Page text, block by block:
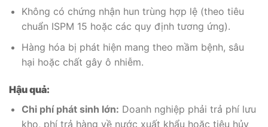
Không có chứng nhận hun trùng hợp lệ (theo tiêu
chuẩn ISPM 15 hoặc các quy định tương ứng).
Hàng hóa bị phát hiện mang theo mầm bệnh, sâu
hại hoặc chất gây ô nhiễm.
Hậu quả:
Chi phí phát sinh lớn: Doanh nghiệp phải trả phí lưu
kho, phí trả hàng về nước xuất khẩu hoặc tiêu hủy